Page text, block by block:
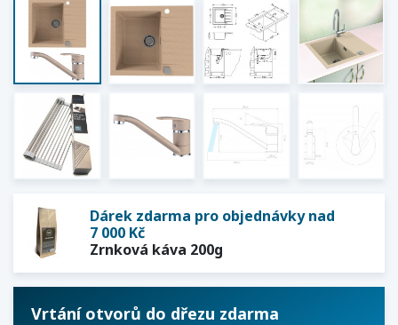
Dárek zdarma pro objednávky nad
7 000 Kč
Zrnková káva 200g
Vrtání otvorů do dřezu zdarma